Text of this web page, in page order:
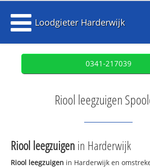
Loodgieter Harderwijk
0341-217039
Riool leegzuigen
Riool leegzuigen in Harderwijk
Riool leegzuigen in Harderwijk en